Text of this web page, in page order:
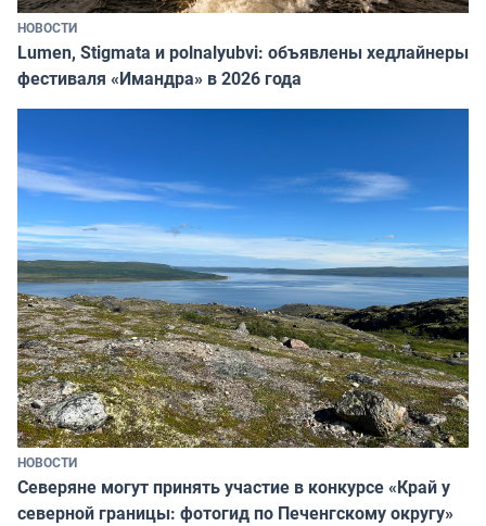
НОВОСТИ
Lumen, Stigmata и polnalyubvi: объявлены хедлайнеры
фестиваля «Имандра» в 2026 года
НОВОСТИ
Северяне могут принять участие в конкурсе «Край у
северной границы: фотогид по Печенгскому округу»